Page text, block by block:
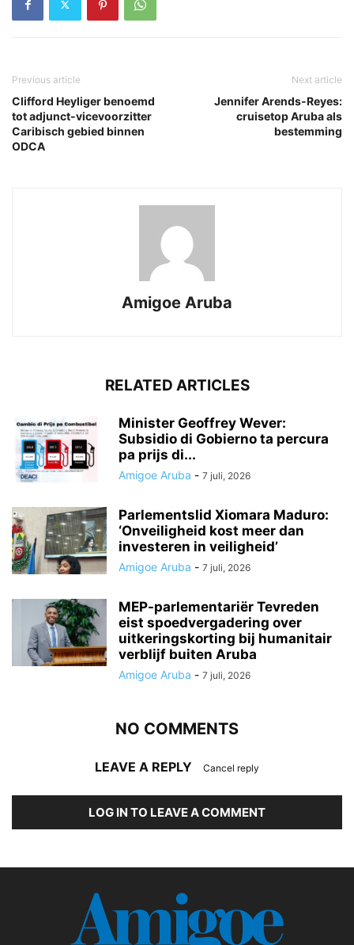
Previous article
Clifford Heyliger benoemd
tot adjunct-vicevoorzitter
Caribisch gebied binnen
ODCA
Next article
Jennifer Arends-Reyes:
cruisetop Aruba als
bestemming
Amigoe Aruba
RELATED ARTICLES
Minister Geoffrey Wever:
Subsidio di Gobierno ta percura
pa prijs di...
Amigoe Aruba - 7 juli, 2026
Parlementslid Xiomara Maduro:
‘Onveiligheid kost meer dan
investeren in veiligheid’
Amigoe Aruba - 7 juli, 2026
MEP-parlementariër Tevreden
eist spoedvergadering over
uitkeringskorting bij humanitair
verblijf buiten Aruba
Amigoe Aruba - 7 juli, 2026
NO COMMENTS
LEAVE A REPLY Cancel reply
LOG IN TO LEAVE A COMMENT